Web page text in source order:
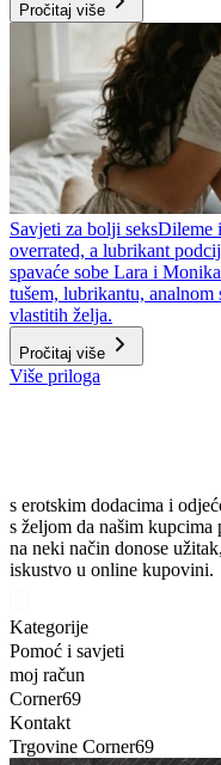
Pročitaj više
Savjeti za bolji seksDileme
overrated, a lubrikant
spavaće sobe Lara i
tušem, lubrikantu,
vlastitih želja.
Pročitaj više
Više priloga
s erotskim dodacima i
s željom da našim
na neki način donose
iskustvo u online kupovini.
Kategorije
Pomoć i savjeti
moj račun
Corner69
Kontakt
Trgovine Corner69